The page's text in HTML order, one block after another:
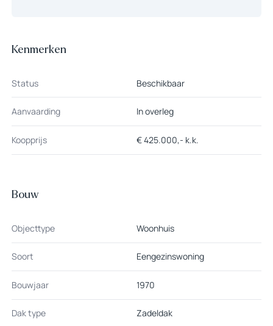
Kenmerken
Status Beschikbaar
Aanvaarding In overleg
Koopprijs € 425.000,- k.k.
Bouw
Objecttype Woonhuis
Soort Eengezinswoning
Bouwjaar 1970
Dak type Zadeldak